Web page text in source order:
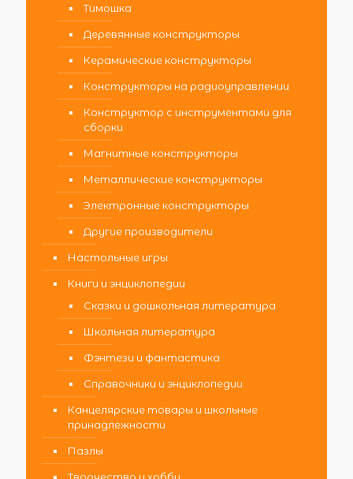
Тимошка
Деревянные конструкторы
Керамические конструкторы
Конструкторы на радиоуправлении
Конструктор с инструментами для
сборки
Магнитные конструкторы
Металлические конструкторы
Электронные конструкторы
Другие производители
Настольные игры
Книги и энциклопедии
Сказки и дошкольная литература
Школьная литература
Фэнтези и фантастика
Справочники и энциклопедии
Канцелярские товары и школьные
принадлежности
Пазлы
Творчество и хобби